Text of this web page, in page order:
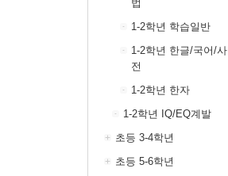
법
1-2학년 학습일반
1-2학년 한글/국어/사
전
1-2학년 한자
1-2학년 IQ/EQ계발
초등 3-4학년
초등 5-6학년